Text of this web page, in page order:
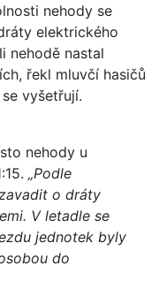
nehody se
elektrického
nehodě nastal
řekl mluvčí hasičů
vyšetřují.
nehody u
„Podle
o dráty
V letadle se
jednotek byly
do